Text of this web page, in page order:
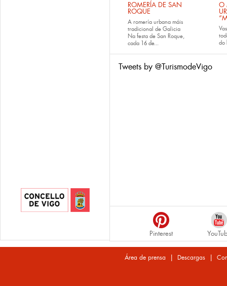
ROMERÍA DE SAN
ROQUE
A romería urbana máis
tradicional de Galicia
Na festa de San Roque,
cada 16 de...
O
do
Tweets by @TurismodeVigo
Pinterest
Área de prensa | Descargas |